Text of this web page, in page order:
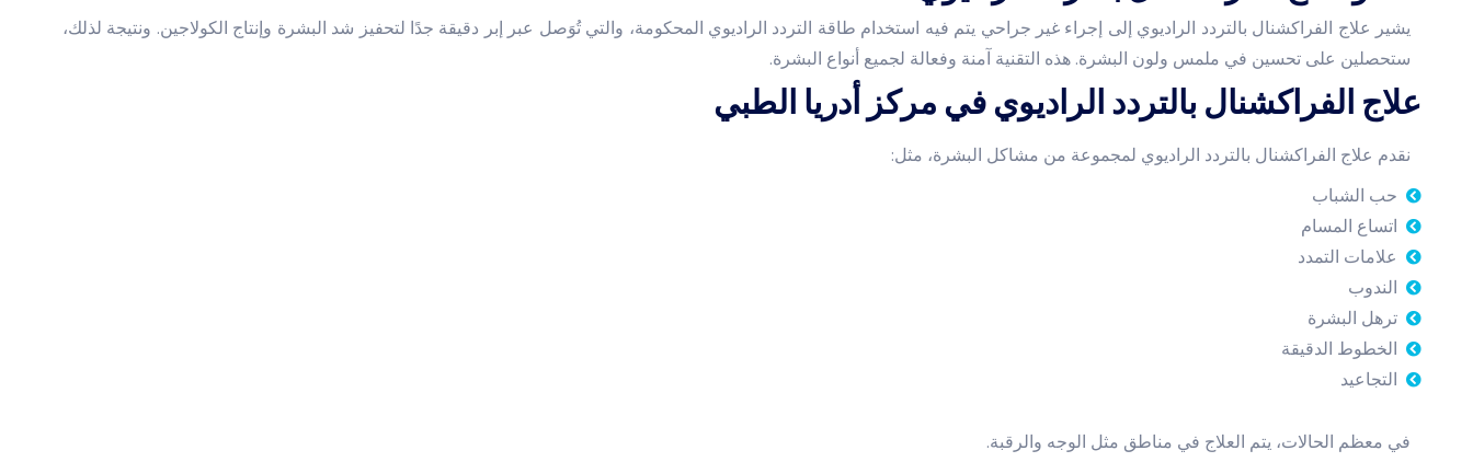
يشير علاج الفراكشنال بالتردد الراديوي إلى إجراء غير جراحي يتم فيه استخدام طاقة التردد الراديوي المحكومة، والتي تُوَصل عبر إبر دقيقة جدًا لتحفيز شد البشرة وإنتاج الكولاجين. ونتيجة لذلك،
ستحصلين على تحسين في ملمس ولون البشرة. هذه التقنية آمنة وفعالة لجميع أنواع البشرة.
علاج الفراكشنال بالتردد الراديوي في مركز أدريا الطبي
نقدم علاج الفراكشنال بالتردد الراديوي لمجموعة من مشاكل البشرة، مثل:
حب الشباب
اتساع المسام
علامات التمدد
الندوب
ترهل البشرة
الخطوط الدقيقة
التجاعيد
في معظم الحالات، يتم العلاج في مناطق مثل الوجه والرقبة.